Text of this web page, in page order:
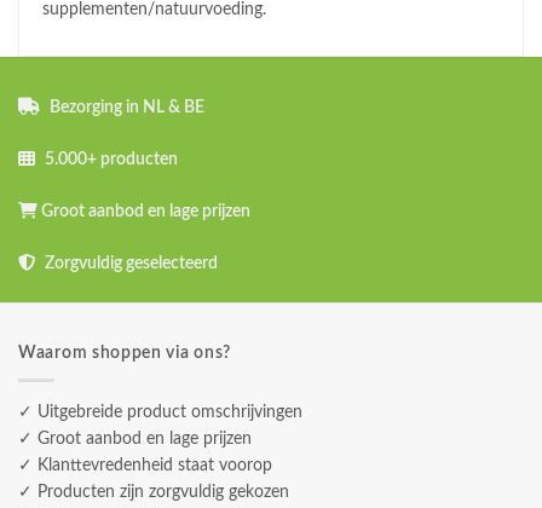
supplementen/natuurvoeding.
Bezorging in NL & BE
5.000+ producten
Groot aanbod en lage prijzen
Zorgvuldig geselecteerd
Waarom shoppen via ons?
✓ Uitgebreide product omschrijvingen
✓ Groot aanbod en lage prijzen
✓ Klanttevredenheid staat voorop
✓ Producten zijn zorgvuldig gekozen